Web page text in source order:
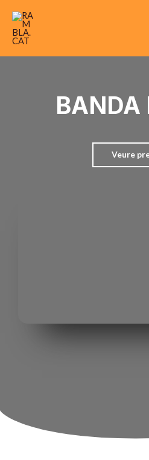
contingut
BANDA
Veure